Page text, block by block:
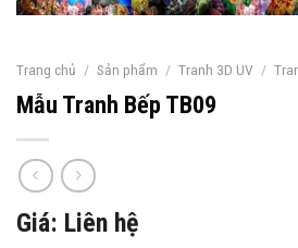
Trang chủ / Sản phẩm / Tranh 3D UV /
Mẫu Tranh Bếp TB09
Giá: Liên hệ